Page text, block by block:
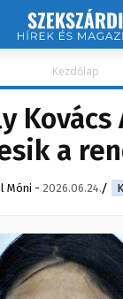
Kezdőlap
Kovács
a
Móni - 2026.06.24.